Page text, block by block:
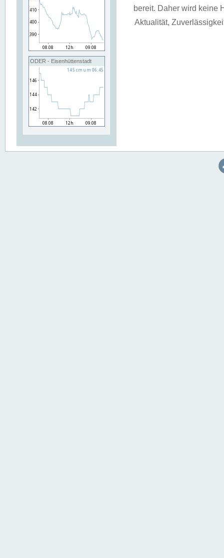
ODER - Eisenhüttenstadt
bereit. Daher wird keine
Aktualität,